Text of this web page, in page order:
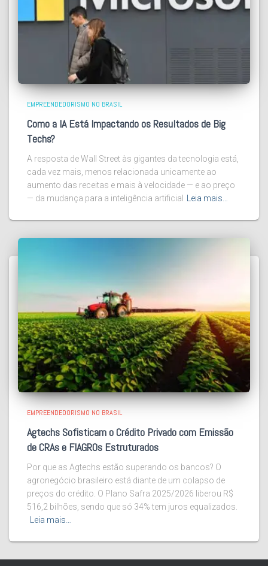
EMPREENDEDORISMO NO BRASIL
Como a IA Está Impactando os Resultados de Big
Techs?
A resposta de Wall Street às gigantes da tecnologia está,
cada vez mais, menos relacionada unicamente ao
aumento das receitas e mais à velocidade — e ao preço
— da mudança para a inteligência artificial Leia mais…
EMPREENDEDORISMO NO BRASIL
Agtechs Sofisticam o Crédito Privado com Emissão
de CRAs e FIAGROs Estruturados
Por que as Agtechs estão superando os bancos? O
agronegócio brasileiro está diante de um colapso de
preços do crédito. O Plano Safra 2025/2026 liberou R$
516,2 bilhões, sendo que só 34% tem juros equalizados.
Leia mais…